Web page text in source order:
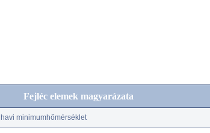
Fejléc elemek magyarázata
havi minimumhőmérséklet